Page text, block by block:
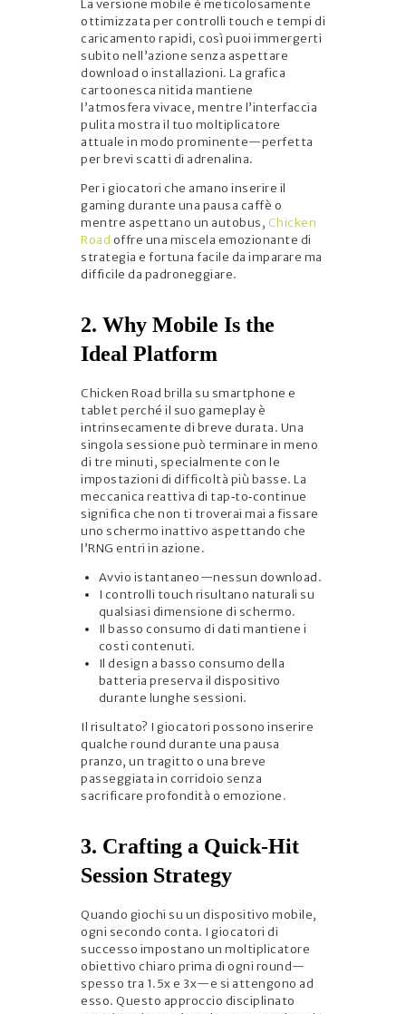
La versione mobile è meticolosamente
ottimizzata per controlli touch e tempi di
caricamento rapidi, così puoi immergerti
subito nell’azione senza aspettare
download o installazioni. La grafica
cartoonesca nitida mantiene
l’atmosfera vivace, mentre l’interfaccia
pulita mostra il tuo moltiplicatore
attuale in modo prominente—perfetta
per brevi scatti di adrenalina.
Per i giocatori che amano inserire il
gaming durante una pausa caffè o
mentre aspettano un autobus, Chicken
Road offre una miscela emozionante di
strategia e fortuna facile da imparare ma
difficile da padroneggiare.
2. Why Mobile Is the
Ideal Platform
Chicken Road brilla su smartphone e
tablet perché il suo gameplay è
intrinsecamente di breve durata. Una
singola sessione può terminare in meno
di tre minuti, specialmente con le
impostazioni di difficoltà più basse. La
meccanica reattiva di tap‑to‑continue
significa che non ti troverai mai a fissare
uno schermo inattivo aspettando che
l’RNG entri in azione.
Avvio istantaneo—nessun download.
I controlli touch risultano naturali su
qualsiasi dimensione di schermo.
Il basso consumo di dati mantiene i
costi contenuti.
Il design a basso consumo della
batteria preserva il dispositivo
durante lunghe sessioni.
Il risultato? I giocatori possono inserire
qualche round durante una pausa
pranzo, un tragitto o una breve
passeggiata in corridoio senza
sacrificare profondità o emozione.
3. Crafting a Quick‑Hit
Session Strategy
Quando giochi su un dispositivo mobile,
ogni secondo conta. I giocatori di
successo impostano un moltiplicatore
obiettivo chiaro prima di ogni round—
spesso tra 1.5x e 3x—e si attengono ad
esso. Questo approccio disciplinato